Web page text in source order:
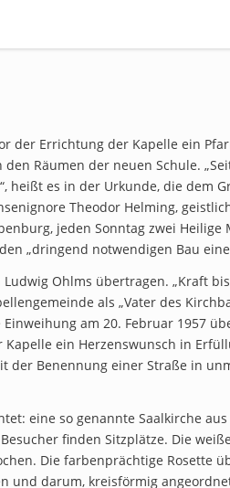
der Errichtung der Kapelle ein
Räumen der neuen Schule.
heißt es in der Urkunde, die dem
Theodor Helming,
jeden Sonntag zwei Heilige
„dringend notwendigen Bau
Ohlms übertragen. „Kraft
als „Vater des
am 20. Februar 1957
ein Herzenswunsch in
der Benennung einer Straße in
eine so genannte Saalkirche
finden Sitzplätze. Die
Die farbenprächtige Rosette
und darum, kreisförmig